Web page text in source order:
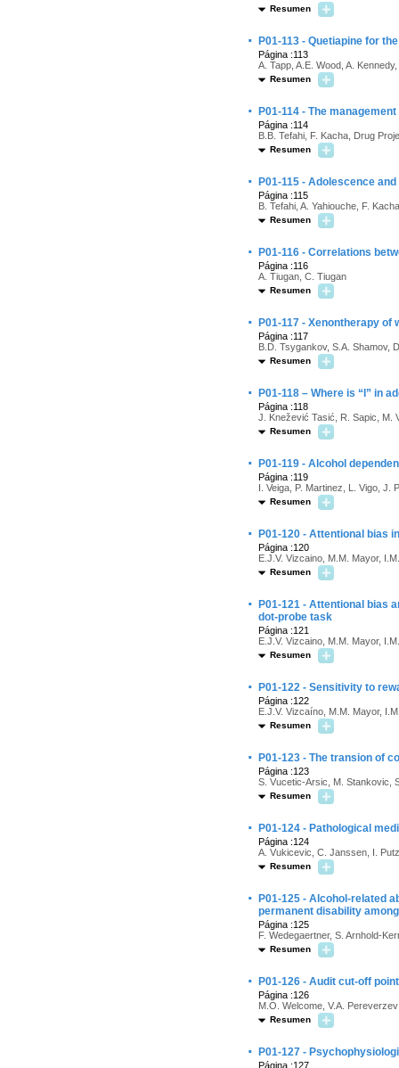
Resumen
· P01-113 - Quetiapine for
Página :113
A. Tapp, A.E. Wood, A.
Resumen
· P01-114 - The
Página :114
B.B. Tefahi, F. Kacha, Drug
Resumen
· P01-115 - Adolescence
Página :115
B. Tefahi, A. Yahiouche, F. Kacha
Resumen
· P01-116 - Correlations
Página :116
A. Tiugan, C. Tiugan
Resumen
· P01-117 - Xenontherapy
Página :117
B.D. Tsygankov, S.A. Shamov,
Resumen
· P01-118 – Where is “I” in
Página :118
J. Knežević Tasić, R. Sapic, M.
Resumen
· P01-119 - Alcohol
Página :119
I. Veiga, P. Martinez, L. Vigo, J.
Resumen
· P01-120 - Attentional bias
Página :120
E.J.V. Vizcaino, M.M. Mayor,
Resumen
·
P01-121 - Attentional bias
dot-probe task
Página :121
E.J.V. Vizcaino, M.M. Mayor,
Resumen
· P01-122 - Sensitivity to
Página :122
E.J.V. Vizcaíno, M.M. Mayor,
Resumen
· P01-123 - The transion of
Página :123
S. Vucetic-Arsic, M. Stankovic,
Resumen
· P01-124 - Pathological
Página :124
A. Vukicevic, C. Janssen, I.
Resumen
·
P01-125 - Alcohol-related
permanent disability
Página :125
F. Wedegaertner, S. Arnhold-
Resumen
· P01-126 - Audit cut-off
Página :126
M.O. Welcome, V.A. Pereverzev
Resumen
· P01-127 -
Página :127